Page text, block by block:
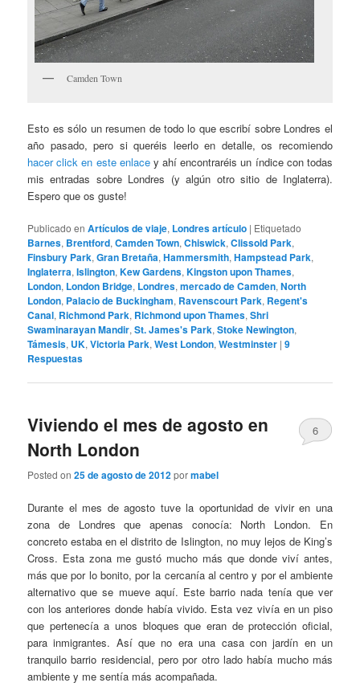
Camden Town
Esto es sólo un resumen de todo lo que escribí sobre Londres el
año pasado, pero si queréis leerlo en detalle, os recomiendo
hacer click en este enlacey ahí encontraréis un índice con todas
mis entradas sobre Londres (y algún otro sitio de Inglaterra).
Espero que os guste!
Publicado en Artículos de viaje, Londres artículo | Etiquetado
Barnes, Brentford,Camden Town,Chiswick,Clissold Park,
Finsbury Park,Gran Bretaña,Hammersmith,Hampstead Park,
Inglaterra,Islington,Kew Gardens,Kingston upon Thames,
London, London Bridge, Londres,mercado de Camden,North
London, Palacio de Buckingham, Ravenscourt Park, Regent's
Canal, Richmond Park, Richmond upon Thames,Shri
Swaminarayan Mandir,St. James's Park,Stoke Newington,
Támesis, UK,Victoria Park,West London,Westminster |9
Respuestas
Viviendo el mes de agosto en
North London
Posted on25 de agosto de 2012pormabel
6
Durante el mes de agosto tuve la oportunidad de vivir en una
zona de Londres que apenas conocía: North London. En
concreto estaba en el distrito de Islington, no muy lejos de King’s
Cross. Esta zona me gustó mucho más que donde viví antes,
más que por lo bonito, por la cercanía al centro y por el ambiente
alternativo que se mueve aquí. Este barrio nada tenía que ver
con los anteriores donde había vivido. Esta vez vivía en un piso
que pertenecía a unos bloques que eran de protección oficial,
para inmigrantes. Así que no era una casa con jardín en un
tranquilo barrio residencial, pero por otro lado había mucho más
ambiente y me sentía más acompañada.